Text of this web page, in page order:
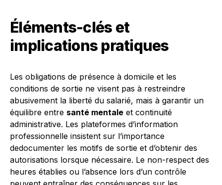
Éléments-clés et
implications pratiques
Les obligations de présence à domicile et les
conditions de sortie ne visent pas à restreindre
abusivement la liberté du salarié, mais à garantir un
équilibre entre santé mentale et continuité
administrative. Les plateformes d’information
professionnelle insistent sur l’importance
dedocumenter les motifs de sortie et d’obtenir des
autorisations lorsque nécessaire. Le non-respect des
heures établies ou l’absence lors d’un contrôle